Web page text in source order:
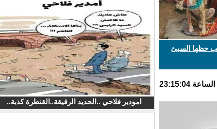
حظها السيئ
امودير فلاحي ..الحديد الرقيقة..القنطرة كذبة..